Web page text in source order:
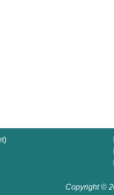
Copyright ©